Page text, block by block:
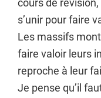
cours de
s’unir pour faire
Les massifs
faire valoir leurs
reproche à leur
Je pense qu’il